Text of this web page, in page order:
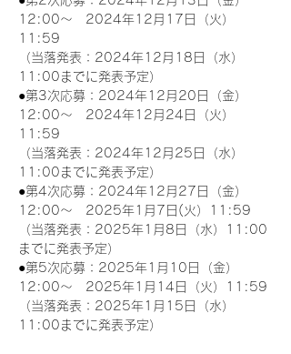
12:00～　2024年12月17日（火）
11:59
（当落発表：2024年12月18日（水）
11:00までに発表予定）
●第3次応募：2024年12月20日（金）
12:00～　2024年12月24日（火）
11:59
（当落発表：2024年12月25日（水）
11:00までに発表予定）
●第4次応募：2024年12月27日（金）
12:00～　2025年1月7日(火）11:59
（当落発表：2025年1月8日（水）11:00
までに発表予定）
●第5次応募：2025年1月10日（金）
12:00～　2025年1月14日（火）11:59
（当落発表：2025年1月15日（水）
11:00までに発表予定）